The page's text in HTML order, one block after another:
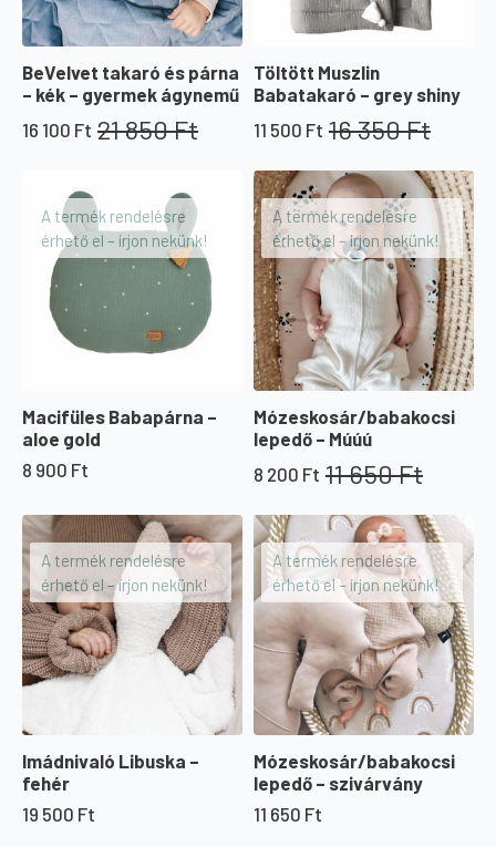
BeVelvet takaró és párna
– kék – gyermek ágynemű
21 850Ft
Original
850 Ft.
16 100 Ft
Current
100 Ft.
Töltött Muszlin
Babatakaró – grey shiny
16 350Ft
Original
was:
16
350 Ft.
11 500 Ft
Current
is:
11
500 Ft.
A termék rendelésre
érhető el – írjon nekünk!
Macifüles Babapárna –
aloe gold
8 900 Ft
A termék rendelésre
érhető el – írjon nekünk!
Mózeskosár/babakocsi
lepedő – Múúú
11 650Ft
Original
was:
11
650 Ft.
8 200 Ft
Current
is:
8
200 Ft.
A termék rendelésre
érhető el – írjon nekünk!
Imádnivaló Libuska –
fehér
19 500 Ft
A termék rendelésre
érhető el – írjon nekünk!
Mózeskosár/babakocsi
lepedő – szivárvány
11 650 Ft